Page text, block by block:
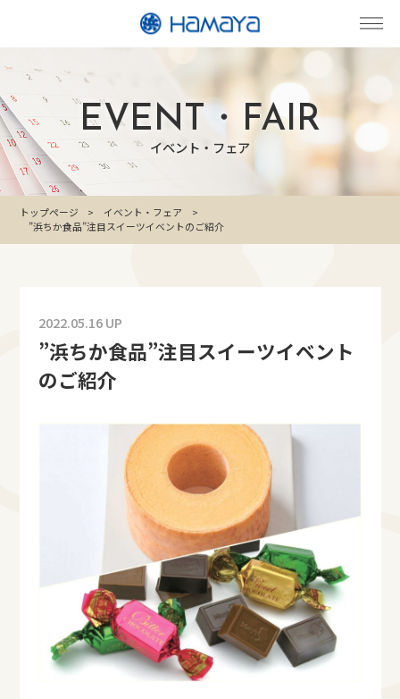
EVENT・FAIR
イベント・フェア
トップページ
イベント・フェア
”浜ちか食品”注目スイーツイベントのご紹介
2022.05.16 UP
”浜ちか食品”注目スイーツイベント
のご紹介